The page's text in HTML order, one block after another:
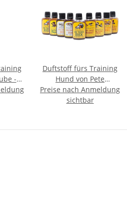
-
Duftstoff fürs Training
Hund von Pete
Rickard's
Preise nach Anmeldung
sichtbar